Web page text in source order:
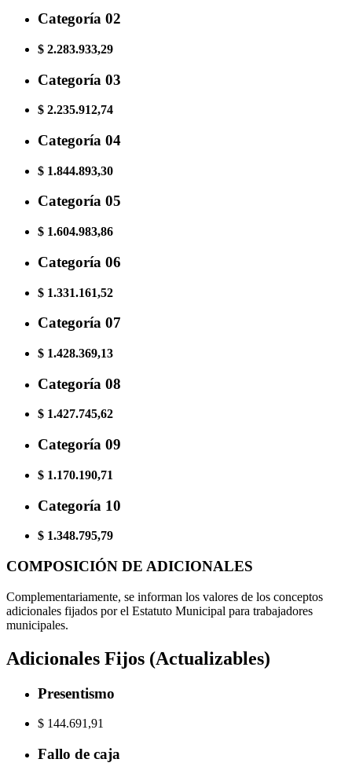
Categoría 02
$ 2.283.933,29
Categoría 03
$ 2.235.912,74
Categoría 04
$ 1.844.893,30
Categoría 05
$ 1.604.983,86
Categoría 06
$ 1.331.161,52
Categoría 07
$ 1.428.369,13
Categoría 08
$ 1.427.745,62
Categoría 09
$ 1.170.190,71
Categoría 10
$ 1.348.795,79
COMPOSICIÓN DE ADICIONALES
Complementariamente, se informan los valores de los conceptos
adicionales fijados por el Estatuto Municipal para trabajadores
municipales.
Adicionales Fijos (Actualizables)
Presentismo
$ 144.691,91
Fallo de caja